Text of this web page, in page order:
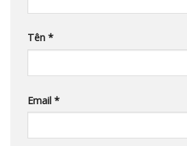
Tên *
Email *